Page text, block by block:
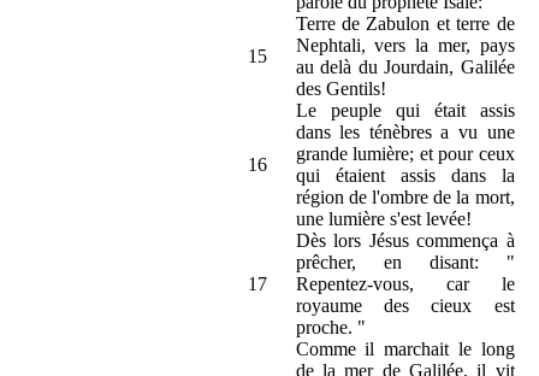
15
Terre de Zabulon et terre de
Nephtali, vers la mer, pays
au delà du Jourdain, Galilée
des Gentils!
16
Le peuple qui était assis
dans les ténèbres a vu une
grande lumière; et pour ceux
qui étaient assis dans la
région de l'ombre de la mort,
une lumière s'est levée!
17
Dès lors Jésus commença à
prêcher, en disant: "
Repentez-vous, car le
royaume des cieux est
proche. "
Comme il marchait le long
de la mer de Galilée, il vit